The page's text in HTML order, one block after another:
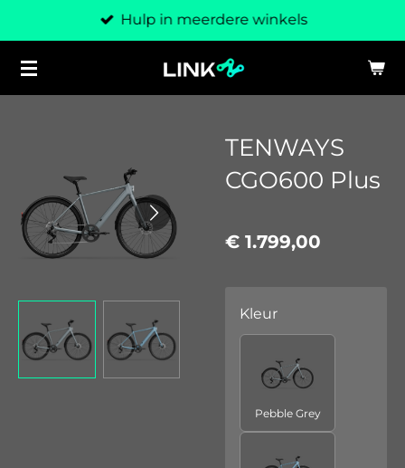
direct
naar
de
Hulp in meerdere winkels
TENWAYS
CGO600 Plus
€ 1.799,00
Kleur
Pebble Grey